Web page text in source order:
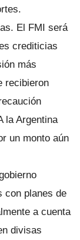
El FMI será
crediticias
más
recibieron
la Argentina
un monto aún
con planes de
a cuenta
divisas